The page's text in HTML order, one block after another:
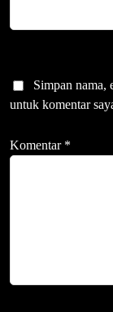
Simpan nama,
untuk komentar
Komentar *